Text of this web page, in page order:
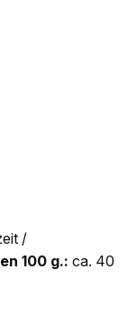
/
100 g.: ca. 40